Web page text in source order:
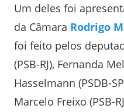
Um deles foi
da Câmara Rodrigo
foi feito pelos
(PSB-RJ), Fernanda
Hasselmann (PSDB-
Marcelo Freixo (PSB-